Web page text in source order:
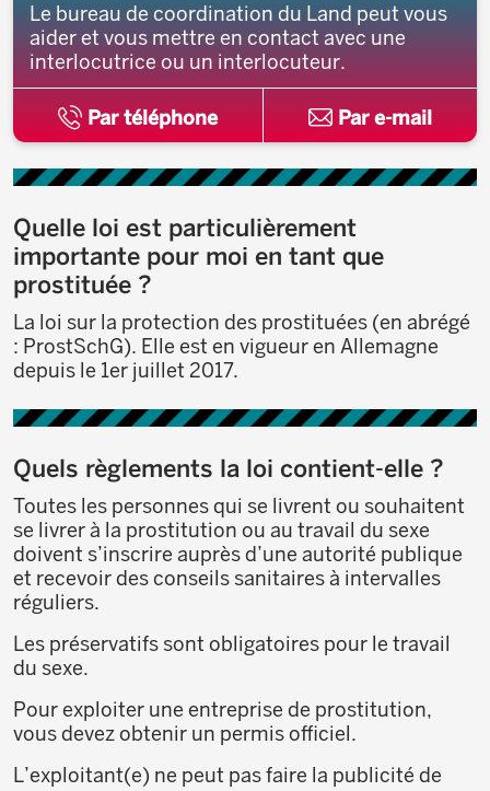
Le bureau de coordination du Land peut vous
aider et vous mettre en contact avec une
interlocutrice ou un interlocuteur.
Par téléphone Par e-mail
Quelle loi est particulièrement
importante pour moi en tant que
prostituée ?
La loi sur la protection des prostituées (en abrégé
: ProstSchG). Elle est en vigueur en Allemagne
depuis le 1er juillet 2017.
Quels règlements la loi contient-elle ?
Toutes les personnes qui se livrent ou souhaitent
se livrer à la prostitution ou au travail du sexe
doivent s’inscrire auprès d’une autorité publique
et recevoir des conseils sanitaires à intervalles
réguliers.
Les préservatifs sont obligatoires pour le travail
du sexe.
Pour exploiter une entreprise de prostitution,
vous devez obtenir un permis officiel.
L’exploitant(e) ne peut pas faire la publicité de